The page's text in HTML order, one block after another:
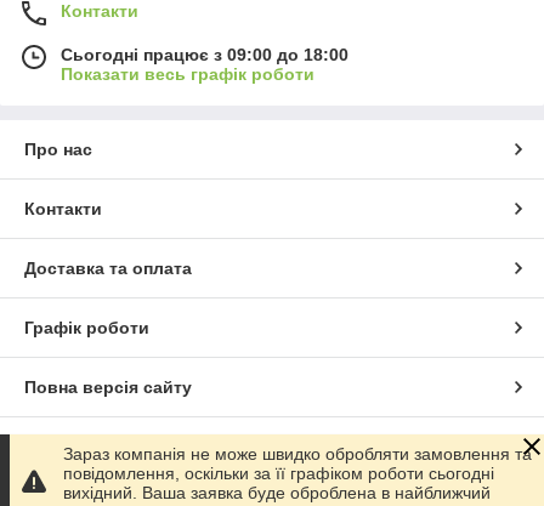
Контакти
Сьогодні працює з 09:00 до 18:00
Показати весь графік роботи
Про нас
Контакти
Доставка та оплата
Графік роботи
Повна версія сайту
Сайт створено на маркетплейсіProm.ua
Зараз компанія не може швидко обробляти замовлення та
повідомлення, оскільки за її графіком роботи сьогодні
вихідний. Ваша заявка буде оброблена в найближчий